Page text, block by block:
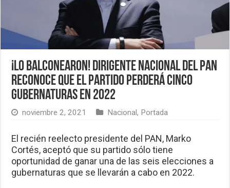
¡Lo balconearon! Dirigente nacional del PAN
reconoce que el partido perderá cinco
gubernaturas en 2022
noviembre 2, 2021 Nacional, Portada
El recién reelecto presidente del PAN, Marko
Cortés, aceptó que su partido sólo tiene
oportunidad de ganar una de las seis elecciones a
gubernaturas que se llevarán a cabo en 2022.